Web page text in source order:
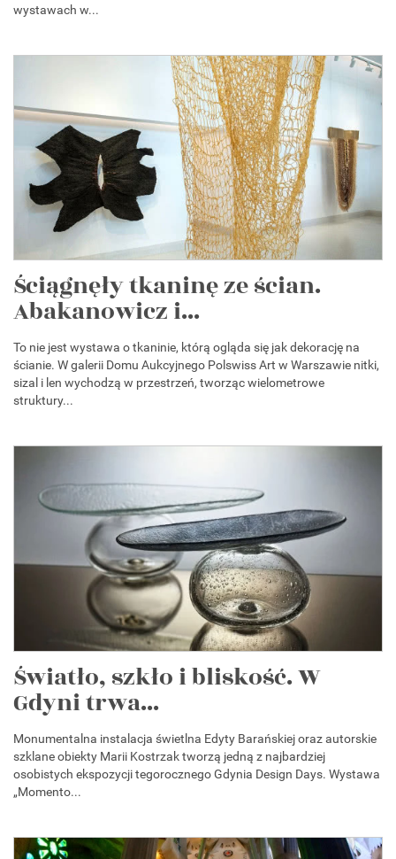
wystawach w...
Ściągnęły tkaninę ze ścian.
Abakanowicz i...
To nie jest wystawa o tkaninie, którą ogląda się jak dekorację na
ścianie. W galerii Domu Aukcyjnego Polswiss Art w Warszawie nitki,
sizal i len wychodzą w przestrzeń, tworząc wielometrowe
struktury...
Światło, szkło i bliskość. W
Gdyni trwa...
Monumentalna instalacja świetlna Edyty Barańskiej oraz autorskie
szklane obiekty Marii Kostrzak tworzą jedną z najbardziej
osobistych ekspozycji tegorocznego Gdynia Design Days. Wystawa
„Momento...